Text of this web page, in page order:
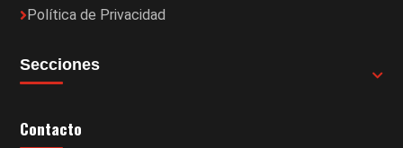
Política de Privacidad
Secciones
Contacto